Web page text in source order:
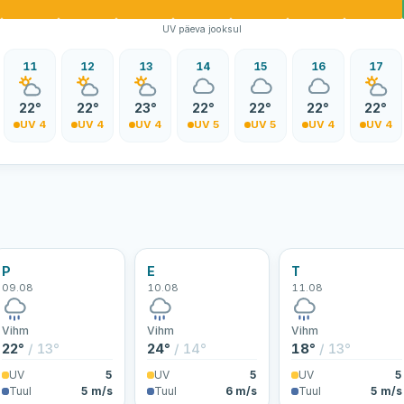
UV päeva jooksul
11
22°
UV 4
12
22°
UV 4
13
23°
UV 4
14
22°
UV 5
15
22°
UV 5
16
22°
UV 4
17
22°
UV 4
P
09.08
Vihm
22° / 13°
UV
5
Tuul
5 m/s
E
10.08
Vihm
24° / 14°
UV
5
Tuul
6 m/s
T
11.08
Vihm
18° / 13°
UV
5
Tuul
5 m/s